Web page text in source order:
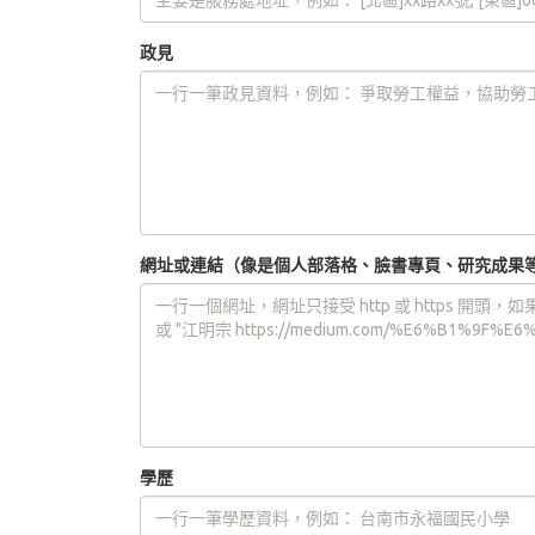
政見
網址或連結（像是個人部落格、臉書專頁、研究成果
學歷